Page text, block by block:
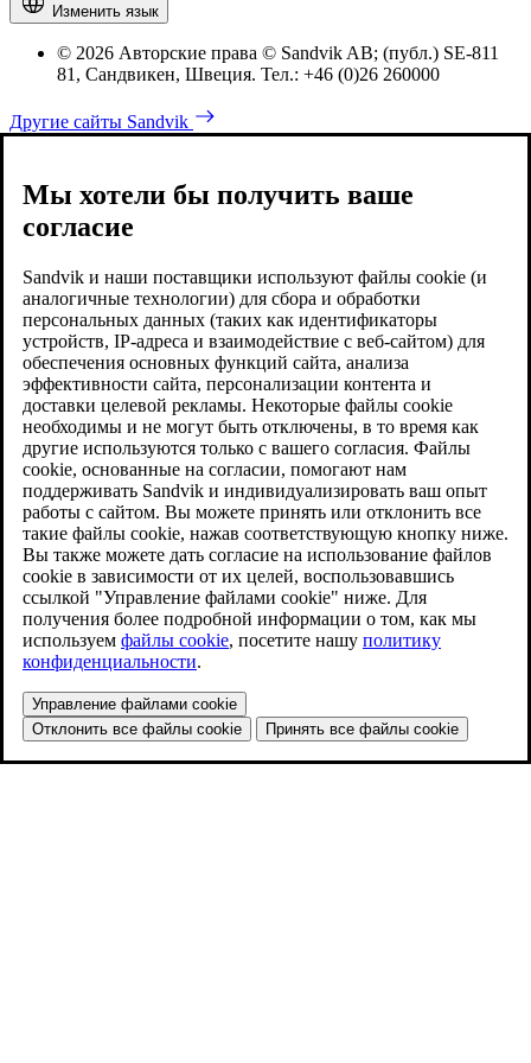
Изменить язык
© 2026 Авторские права © Sandvik AB; (публ.) SE-811
81, Сандвикен, Швеция. Тел.: +46 (0)26 260000
Другие сайты Sandvik
Мы хотели бы получить ваше
согласие
Sandvik и наши поставщики используют файлы cookie (и
аналогичные технологии) для сбора и обработки
персональных данных (таких как идентификаторы
устройств, IP-адреса и взаимодействие с веб-сайтом) для
обеспечения основных функций сайта, анализа
эффективности сайта, персонализации контента и
доставки целевой рекламы. Некоторые файлы cookie
необходимы и не могут быть отключены, в то время как
другие используются только с вашего согласия. Файлы
cookie, основанные на согласии, помогают нам
поддерживать Sandvik и индивидуализировать ваш опыт
работы с сайтом. Вы можете принять или отклонить все
такие файлы cookie, нажав соответствующую кнопку ниже.
Вы также можете дать согласие на использование файлов
cookie в зависимости от их целей, воспользовавшись
ссылкой "Управление файлами cookie" ниже. Для
получения более подробной информации о том, как мы
используем файлы cookie, посетите нашу политику
конфиденциальности.
Управление файлами cookie
Отклонить все файлы cookie
Принять все файлы cookie